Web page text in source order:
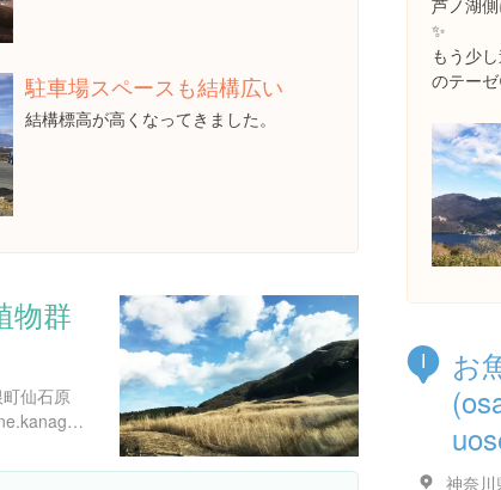
駐車場スペースも結構広い
結構標高が高くなってきました。
芦ノ湖
✨
もう少
のテー
物群
仙石原
http://www.town.hakone.kanagawa.jp/hakone_j/
お